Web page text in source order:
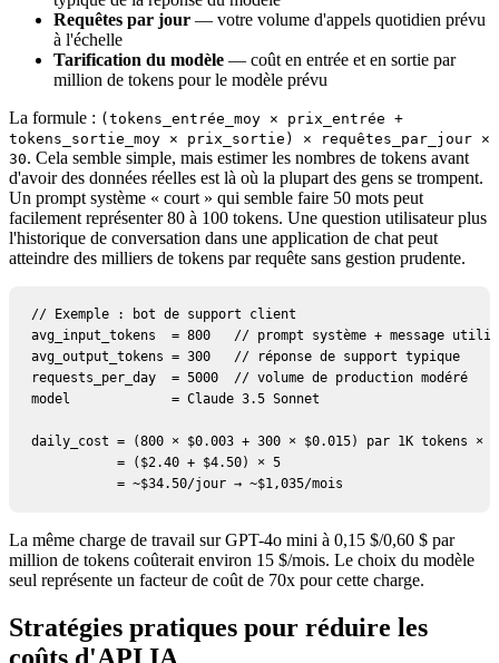
Requêtes par jour — votre volume d'appels quotidien prévu
à l'échelle
Tarification du modèle — coût en entrée et en sortie par
million de tokens pour le modèle prévu
La formule : (tokens_entrée_moy × prix_entrée +
tokens_sortie_moy × prix_sortie) × requêtes_par_jour ×
30. Cela semble simple, mais estimer les nombres de tokens avant
d'avoir des données réelles est là où la plupart des gens se trompent.
Un prompt système « court » qui semble faire 50 mots peut
facilement représenter 80 à 100 tokens. Une question utilisateur plus
l'historique de conversation dans une application de chat peut
atteindre des milliers de tokens par requête sans gestion prudente.
// Exemple : bot de support client
avg_input_tokens  = 800   // prompt système + message
avg_output_tokens = 300   // réponse de support typique
requests_per_day  = 5000  // volume de production modéré
model             = Claude 3.5 Sonnet
daily_cost = (800 × $0.003 + 300 × $0.015) par 1K tokens ×
           = ($2.40 + $4.50) × 5
           = ~$34.50/jour → ~$1,035/mois
La même charge de travail sur GPT-4o mini à 0,15 $/0,60 $ par
million de tokens coûterait environ 15 $/mois. Le choix du modèle
seul représente un facteur de coût de 70x pour cette charge.
Stratégies pratiques pour réduire les